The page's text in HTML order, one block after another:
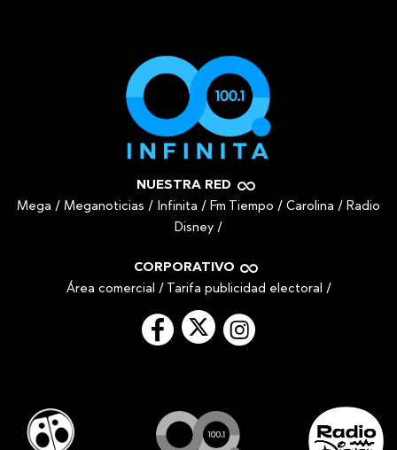
NUESTRA RED
Mega / Meganoticias / Infinita / Fm Tiempo / Carolina / Radio
Disney /
CORPORATIVO
Área comercial / Tarifa publicidad electoral /